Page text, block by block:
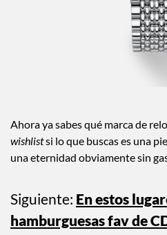
Ahora ya sabes qué marca de
wishlistsi lo que buscas es una
una eternidad obviamente sin
Siguiente: En estos
hamburguesas fav de